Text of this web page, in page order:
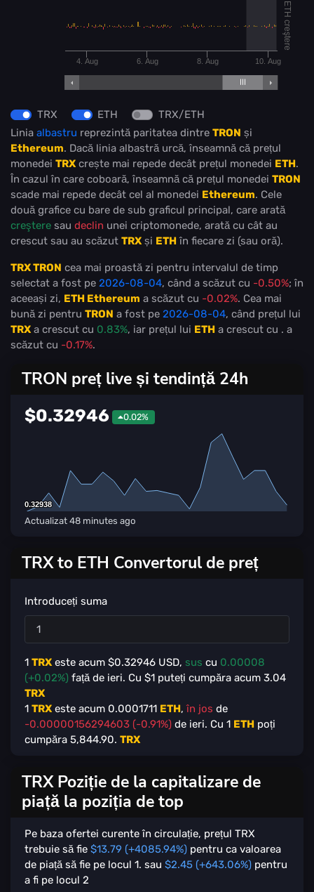
ETH creştere
4. Aug 6. Aug 8. Aug 10. Aug
TRX ETH
TRX/ETH
Linia albastru reprezintă paritatea dintre TRON și
Ethereum. Dacă linia albastră urcă, înseamnă că prețul
monedei TRX crește mai repede decât prețul monedei ETH.
În cazul în care coboară, înseamnă că prețul monedei TRON
scade mai repede decât cel al monedei Ethereum. Cele
două grafice cu bare de sub graficul principal, care arată
creştere sau declin unei criptomonede, arată cu cât au
crescut sau au scăzut TRX și ETH în fiecare zi (sau oră).
TRX TRON cea mai proastă zi pentru intervalul de timp
selectat a fost pe 2026-08-04, când a scăzut cu -0.50%; în
aceeași zi, ETH Ethereum a scăzut cu -0.02%. Cea mai
bună zi pentru TRON a fost pe 2026-08-04, când prețul lui
TRX a crescut cu 0.83%, iar prețul lui ETH a crescut cu . a
scăzut cu -0.17%.
TRON preț live și tendință 24h
$0.32946 0.02%
0.32938
0.32938
Actualizat 48 minutes ago
TRX to ETH Convertorul de preț
Introduceți suma
1 TRX este acum $0.32946 USD, sus cu 0.00008
(+0.02%) față de ieri. Cu $1 puteți cumpăra acum 3.04
TRX
1 TRX este acum 0.0001711 ETH,în jos de
-0.00000156294603 (-0.91%) de ieri. Cu 1 ETH poți
cumpăra 5,844.90. TRX
TRX Poziție de la capitalizare de
piață la poziția de top
Pe baza ofertei curente în circulație, prețul TRX
trebuie să fie $13.79 (+4085.94%) pentru ca valoarea
de piață să fie pe locul 1. sau $2.45 (+643.06%) pentru
a fi pe locul 2